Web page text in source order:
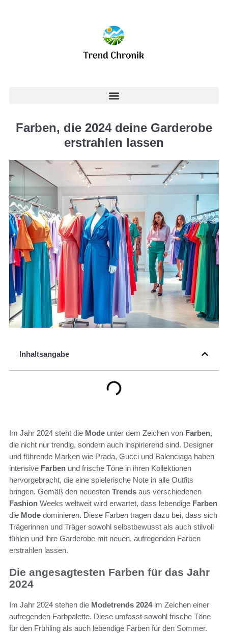
Farben, die 2024 deine Garderobe
erstrahlen lassen
Inhaltsangabe
Im Jahr 2024 steht die Mode unter dem Zeichen von Farben,
die nicht nur trendig, sondern auch inspirierend sind. Designer
und führende Marken wie Prada, Gucci und Balenciaga haben
intensive Farben und frische Töne in ihren Kollektionen
hervorgebracht, die eine spielerische Note in alle Outfits
bringen. Gemäß den neuesten Trends aus verschiedenen
Fashion Weeks weltweit wird erwartet, dass lebendige Farben
die Mode dominieren. Diese Farben tragen dazu bei, dass sich
Trägerinnen und Träger sowohl selbstbewusst als auch stilvoll
fühlen und ihre Garderobe mit neuen, aufregenden Farben
erstrahlen lassen.
Die angesagtesten Farben für das Jahr
2024
Im Jahr 2024 stehen die Modetrends 2024im Zeichen einer
aufregenden Farbpalette. Diese umfasst sowohl frische Töne
für den Frühling als auch lebendige Farben für den Sommer.